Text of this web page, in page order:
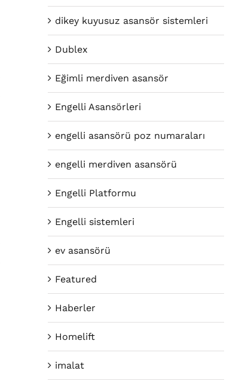
dikey kuyusuz asansör sistemleri
Dublex
Eğimli merdiven asansör
Engelli Asansörleri
engelli asansörü poz numaraları
engelli merdiven asansörü
Engelli Platformu
Engelli sistemleri
ev asansörü
Featured
Haberler
Homelift
imalat